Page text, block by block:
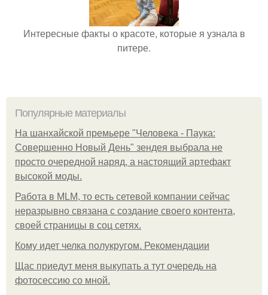
Интересные факты о красоте, которые я узнала в
питере.
Популярные материалы
На шанхайской премьере "Человека - Паука:
Совершенно Новый День" зендея выбрала не
просто очередной наряд, а настоящий артефакт
высокой моды.
Работа в MLM, то есть сетевой компании сейчас
неразрывно связана с создание своего контента,
своей страницы в соц сетях.
Кому идет челка полукругом. Рекомендации
Щас приедут меня выкупать а тут очередь на
фотосессию со мной.